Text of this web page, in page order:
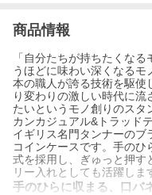
商品情報
「自分たちが持ちたくな
うほどに味わい深くなるモ
本の職人が誇る技術を駆使
り変わりの激しい時代に流
たいというモノ創りのスタ
カンカジュアル&トラッド
イギリス名門タンナーのブ
コインケースです。手の
式を採用し、ぎゅっと押す
リー入れとしても活躍しま
手のひらに収まる、口バ